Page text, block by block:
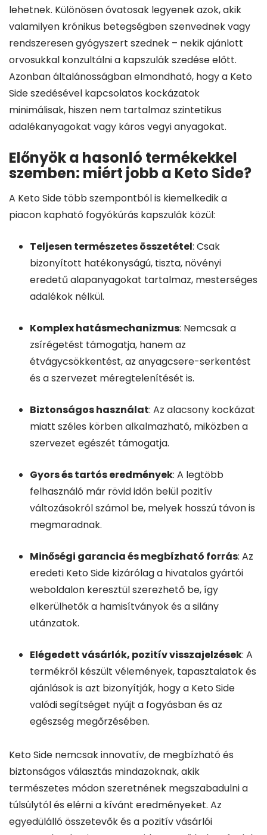
lehetnek. Különösen óvatosak legyenek azok, akik
valamilyen krónikus betegségben szenvednek vagy
rendszeresen gyógyszert szednek – nekik ajánlott
orvosukkal konzultálni a kapszulák szedése előtt.
Azonban általánosságban elmondható, hogy a Keto
Side szedésével kapcsolatos kockázatok
minimálisak, hiszen nem tartalmaz szintetikus
adalékanyagokat vagy káros vegyi anyagokat.
Előnyök a hasonló termékekkel
szemben: miért jobb a Keto Side?
A Keto Side több szempontból is kiemelkedik a
piacon kapható fogyókúrás kapszulák közül:
Teljesen természetes összetétel: Csak
bizonyított hatékonyságú, tiszta, növényi
eredetű alapanyagokat tartalmaz, mesterséges
adalékok nélkül.
Komplex hatásmechanizmus: Nemcsak a
zsírégetést támogatja, hanem az
étvágycsökkentést, az anyagcsere-serkentést
és a szervezet méregtelenítését is.
Biztonságos használat: Az alacsony kockázat
miatt széles körben alkalmazható, miközben a
szervezet egészét támogatja.
Gyors és tartós eredmények: A legtöbb
felhasználó már rövid időn belül pozitív
változásokról számol be, melyek hosszú távon is
megmaradnak.
Minőségi garancia és megbízható forrás: Az
eredeti Keto Side kizárólag a hivatalos gyártói
weboldalon keresztül szerezhető be, így
elkerülhetők a hamisítványok és a silány
utánzatok.
Elégedett vásárlók, pozitív visszajelzések: A
termékről készült vélemények, tapasztalatok és
ajánlások is azt bizonyítják, hogy a Keto Side
valódi segítséget nyújt a fogyásban és az
egészség megőrzésében.
Keto Side nemcsak innovatív, de megbízható és
biztonságos választás mindazoknak, akik
természetes módon szeretnének megszabadulni a
túlsúlytól és elérni a kívánt eredményeket. Az
egyedülálló összetevők és a pozitív vásárlói